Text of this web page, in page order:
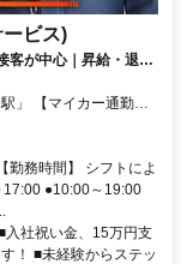
ビス)
客が中心｜昇給・退職
」 【マイカー通勤
勤務時間】 シフトによ
17:00 ●10:00～19:00
入社祝い金、15万円支
！ ■未経験からステッ